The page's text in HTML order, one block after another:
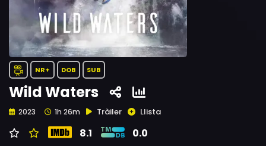
NR+ DOB SUB
Wild Waters
2023 1h 26m Tràiler Llista
8.1 0.0